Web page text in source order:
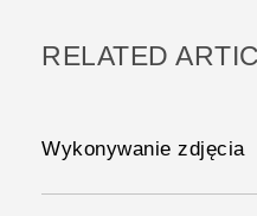
RELATED
Wykonywanie zdjęcia